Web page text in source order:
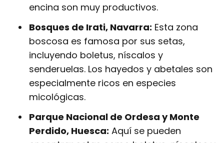
encina son muy productivos.
Bosques de Irati, Navarra: Esta zona
boscosa es famosa por sus setas,
incluyendo boletus, níscalos y
senderuelas. Los hayedos y abetales son
especialmente ricos en especies
micológicas.
Parque Nacional de Ordesa y Monte
Perdido, Huesca: Aquí se pueden